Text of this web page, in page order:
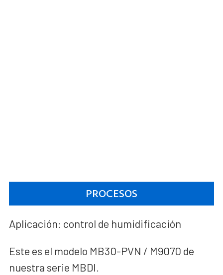
PROCESOS
Aplicación: control de humidificación
Este es el modelo MB30-PVN / M9070 de
nuestra serie MBDI.